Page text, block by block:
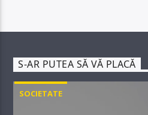
S-AR PUTEA SĂ VĂ PLACĂ
SOCIETATE